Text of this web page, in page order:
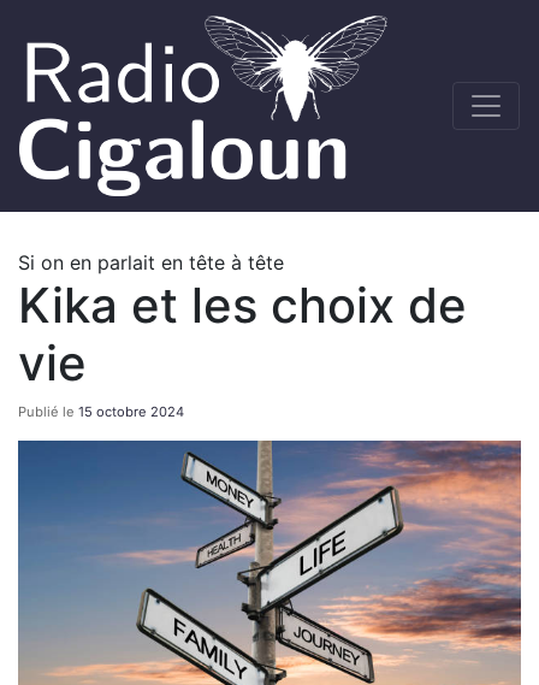
Si on en parlait en tête à tête
Kika et les choix de
vie
Publié le 15 octobre 2024